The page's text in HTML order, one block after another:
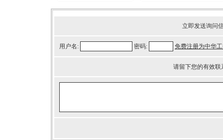
立即发送询问
用户名: 密码: 免费注册为中华
请留下您的有效